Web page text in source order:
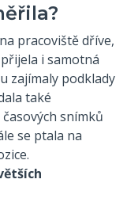
pracoviště dříve,
i samotná
zajímaly podklady
také
snímků
se ptala na